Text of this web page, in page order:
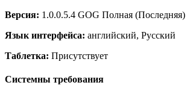
Версия: 1.0.0.5.4 GOG Полная (Последняя)
Язык интерфейса: английский, Русский
Таблетка: Присутствует
Системны требования